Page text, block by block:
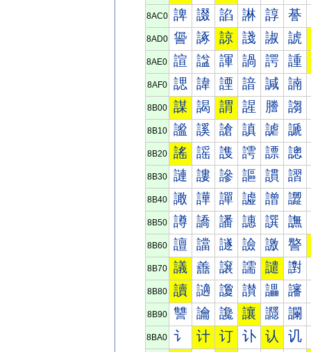
8AC0 諀 諁 諂 諃 諄 諅
8AD0 諐 諑 諒 諓 諔 諕
8AE0 諠 諡 諢 諣 諤 諥
8AF0 諰 諱 諲 諳 諴 諵
8B00 謀 謁 謂 謃 謄 謅
8B10 謐 謑 謒 謓 謔 謕
8B20 謠 謡 謢 謣 謤 謥
8B30 謰 謱 謲 謳 謴 謵
8B40 譀 譁 譂 譃 譄 譅
8B50 譐 譑 譒 譓 譔 譕
8B60 譠 譡 譢 譣 譤 譥
8B70 議 譱 譲 譳 譴 譵
8B80 讀 讁 讂 讃 讄 讅
8B90 讐 讑 讒 讓 讔 讕
8BA0 讠 计 订 讣 认 讥